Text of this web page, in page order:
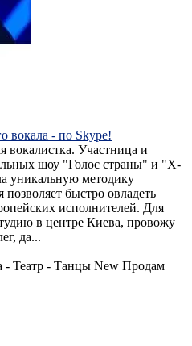
вокала - по Skype!
вокалистка. Участница и
шоу "Голос страны" и "Х-
уникальную методику
позволяет быстро овладеть
исполнителей. Для
в центре Киева, провожу
да...
- Театр - Танцы New Продам